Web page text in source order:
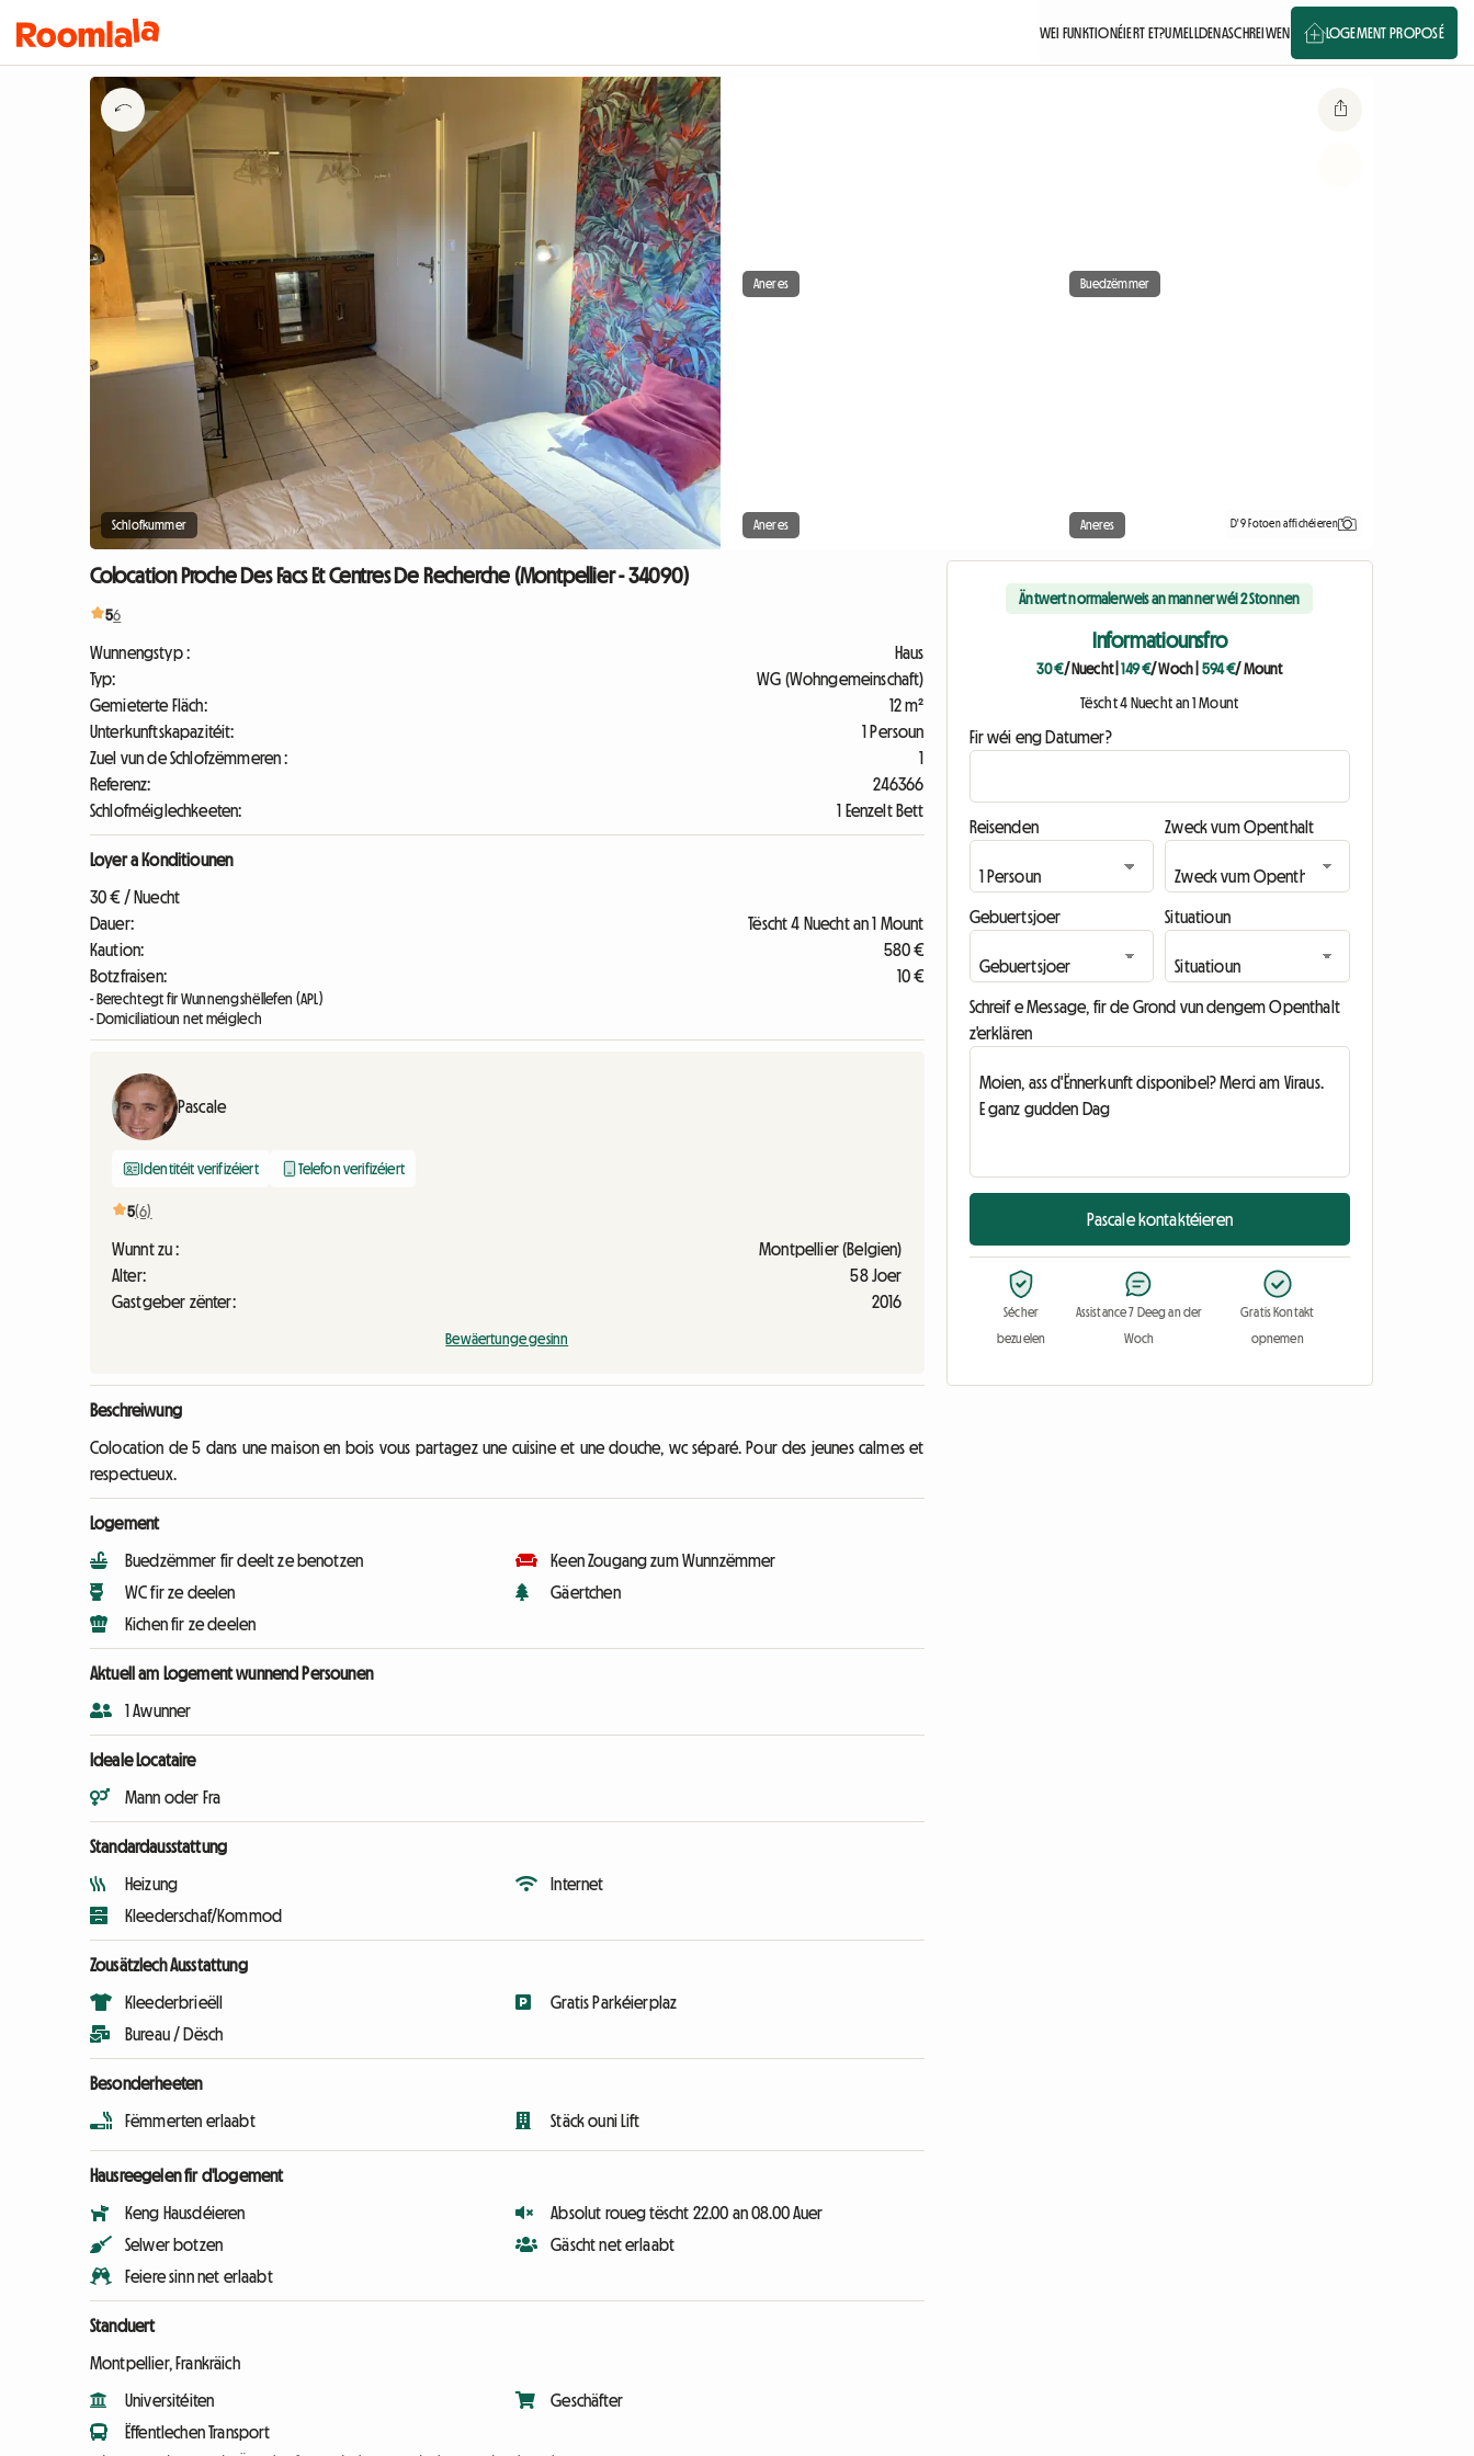
WEI FUNKTIONÉIERT ET?UMELLDENASCHREIWEN LOGEMENT PROPOSÉ
Schlofkummer
Aneres Buedzëmmer
Aneres Aneres D'9 Fotoen affichéieren
Colocation Proche Des Facs Et Centres De Recherche (Montpellier - 34090)
56
Wunnengstyp :
Haus
Typ:
WG (Wohngemeinschaft)
Gemieterte Fläch:
12 m²
Unterkunftskapazitéit:
1 Persoun
Zuel vun de Schlofzëmmeren :
1
Referenz:
246366
Schlofméiglechkeeten:
1 Eenzelt Bett
Loyer a Konditiounen
30 € / Nuecht
Dauer:
Tëscht 4 Nuecht an 1 Mount
Kaution:
580 €
Botzfraisen:
10 €
- Berechtegt fir Wunnengshëllefen (APL)
- Domiciliatioun net méiglech
Pascale
Identitéit verifizéiert Telefon verifizéiert
5(6)
Wunnt zu :
Montpellier (Belgien)
Alter:
58 Joer
Gastgeber zënter:
2016
Bewäertunge gesinn
Beschreiwung
Colocation de 5 dans une maison en bois vous partagez une cuisine et une douche, wc séparé. Pour des jeunes calmes et
respectueux.
Logement
Buedzëmmer fir deelt ze benotzen
WC fir ze deelen
Kichen fir ze deelen
Keen Zougang zum Wunnzëmmer
Gäertchen
Aktuell am Logement wunnend Persounen
1 Awunner
Ideale Locataire
Mann oder Fra
Standardausstattung
Heizung
Kleederschaf/Kommod
Internet
Zousätzlech Ausstattung
Kleederbrieëll
Bureau / Dësch
Gratis Parkéierplaz
Besonderheeten
Fëmmerten erlaabt Stäck ouni Lift
Hausreegelen fir d'Logement
Keng Hausdéieren
Selwer botzen
Feiere sinn net erlaabt
Absolut roueg tëscht 22.00 an 08.00 Auer
Gäscht net erlaabt
Standuert
Montpellier, Frankräich
Universitéiten
Ëffentlechen Transport
Geschäfter
Äntwert normalerweis an manner wéi 2 Stonnen
Informatiounsfro
30 €/ Nuecht|149 €/ Woch 594 €/ Mount
Tëscht 4 Nuecht an 1 Mount
Fir wéi eng Datumer?
Reisenden Zweck vum Openthalt
Gebuertsjoer Situatioun
Schreif e Message, fir de Grond vun dengem Openthalt
z'erklären
Pascale kontaktéieren
Sécher
bezuelen
Assistance 7 Deeg an der
Woch
Gratis Kontakt
opnemen